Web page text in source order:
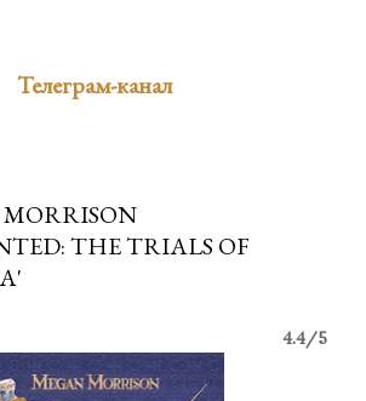
Телеграм-канал
THE TRIALS OF
4.4/5